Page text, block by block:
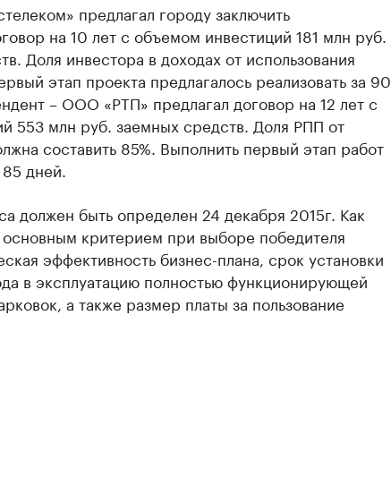
предлагал городу заключить
на 10 лет с объемом инвестиций 181 млн руб.
Доля инвестора в доходах от использования
этап проекта предлагалось реализовать за 90
– ООО «РТП» предлагал договор на 12 лет с
553 млн руб. заемных средств. Доля РПП от
составить 85%. Выполнить первый этап работ
дней.
должен быть определен 24 декабря 2015г. Как
критерием при выборе победителя
эффективность бизнес-плана, срок установки
в эксплуатацию полностью функционирующей
а также размер платы за пользование